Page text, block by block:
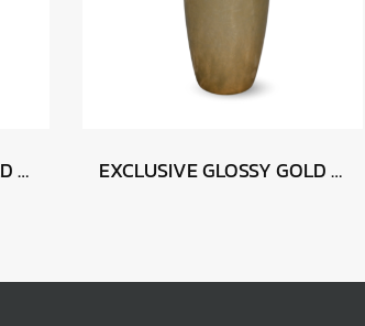
EXCLUSIVE GLOSSY GOLD 46 x 75 EXCLUSIVE GLOSSY GOLD 46 x 105